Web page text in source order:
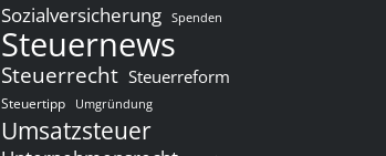
Sozialversicherung Spenden
Steuernews
Steuerrecht Steuerreform
Steuertipp Umgründung
Umsatzsteuer